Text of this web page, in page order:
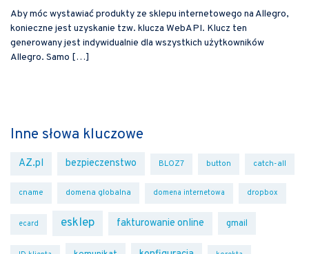
Aby móc wystawiać produkty ze sklepu internetowego na Allegro,
konieczne jest uzyskanie tzw. klucza WebAPI. Klucz ten
generowany jest indywidualnie dla wszystkich użytkowników
Allegro. Samo […]
Inne słowa kluczowe
AZ.pl bezpieczenstwo BLOZ7 button catch-all
cname domena globalna domena internetowa dropbox
ecard esklep fakturowanie online gmail